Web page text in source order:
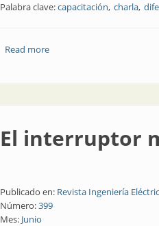
Palabra clave:capacitación charla
Read moreabout Wébinar: protección
El interruptor
Publicado en: Revista Ingeniería
Número:399
Mes: Junio